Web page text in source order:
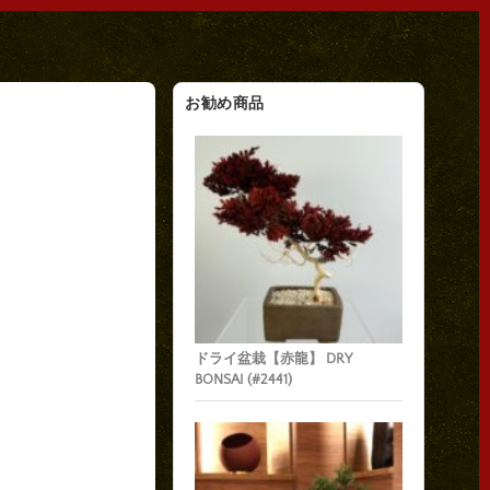
お勧め商品
ドライ盆栽【赤龍】 DRY
BONSAI (#2441)